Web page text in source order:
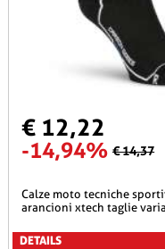
€ 12,22
-14,94% € 14,37
calze moto tecniche sportive estive leggere corte grigie e
arancioni xtech taglie
DETAILS